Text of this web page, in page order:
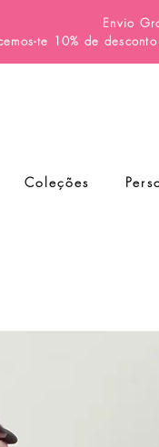
Envio
te 10% de
Coleções